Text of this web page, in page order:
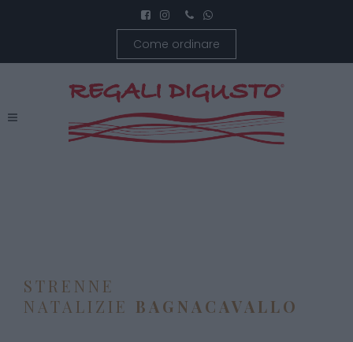
Come ordinare
STRENNE
NATALIZIE BAGNACAVALLO